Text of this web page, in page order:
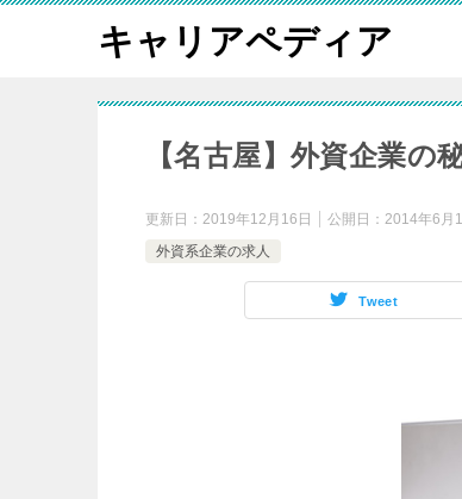
キャリアペディア
【名古屋】外資企業の
更新日： 2019年12月16日 公開日： 2014年6月
外資系企業の求人
Tweet